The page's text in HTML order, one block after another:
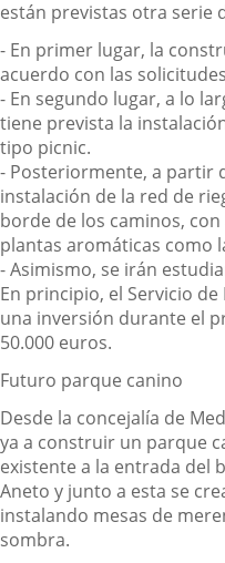
están previstas otra serie
- En primer lugar, la
acuerdo con las
- En segundo lugar, a lo
tiene prevista la
tipo picnic.
- Posteriormente, a partir
instalación de la red de
borde de los caminos,
plantas aromáticas como
-Asimismo, se irán
En principio, el Servicio
una inversión durante el
50.000 euros.
Futuro parque canino
Desde la concejalía de
ya a construir un parque
existente a la entrada del
Aneto y junto a esta se
instalando mesas de
sombra.